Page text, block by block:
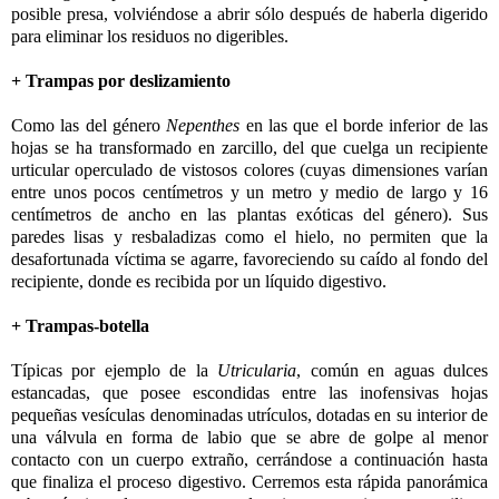
posible presa, volviéndose a abrir sólo después de haberla digerido
para eliminar los residuos no digeribles.
+ Trampas por deslizamiento
Como las del género Nepenthes en las que el borde inferior de las
hojas se ha transformado en zarcillo, del que cuelga un recipiente
urticular operculado de vistosos colores (cuyas dimensiones varían
entre unos pocos centímetros y un metro y medio de largo y 16
centímetros de ancho en las plantas exóticas del género). Sus
paredes lisas y resbaladizas como el hielo, no permiten que la
desafortunada víctima se agarre, favoreciendo su caído al fondo del
recipiente, donde es recibida por un líquido digestivo.
+ Trampas-botella
Típicas por ejemplo de la Utricularia, común en aguas dulces
estancadas, que posee escondidas entre las inofensivas hojas
pequeñas vesículas denominadas utrículos, dotadas en su interior de
una válvula en forma de labio que se abre de golpe al menor
contacto con un cuerpo extraño, cerrándose a continuación hasta
que finaliza el proceso digestivo. Cerremos esta rápida panorámica